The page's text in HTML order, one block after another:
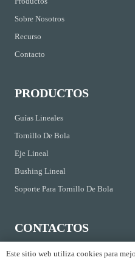
Sobre Nosotros
Recurso
Contacto
PRODUCTOS
Guías Lineales
Tornillo De Bola
Eje Lineal
Bushing Lineal
Soporte Para Tornillo De Bola
CONTACTOS
Kirchrainstrasse 3 CH-8855
Este sitio web utiliza cookies para